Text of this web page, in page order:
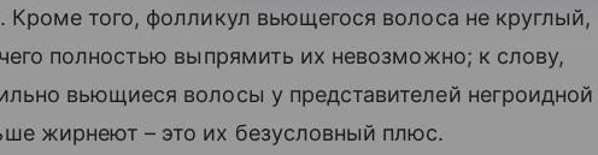
того, фолликул вьющегося волоса не круглый,
полностью выпрямить их невозможно; к слову,
вьющиеся волосы у представителей негроидной
жирнеют – это их безусловный плюс.